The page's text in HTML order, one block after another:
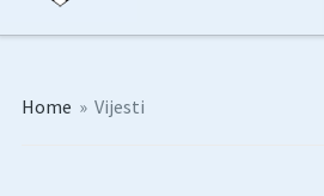
Home » Vijesti